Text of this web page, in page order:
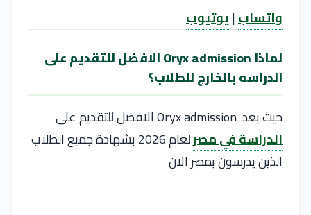
واتساب|يوتيوب
لماذا Oryx admission الافضل للتقديم على
الدراسه بالخارج للطلاب؟
حيث يعد Oryx admission الافضل للتقديم على
الدراسة في مصر
لعام 2026 بشهادة جميع الطلاب
الذين يدرسون بمصر الان